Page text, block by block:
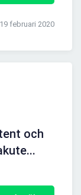
19 februari 2020
och